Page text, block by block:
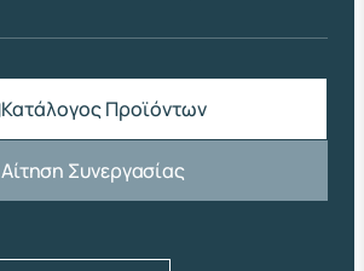
Κατάλογος Προϊόντων
Αίτηση Συνεργασίας